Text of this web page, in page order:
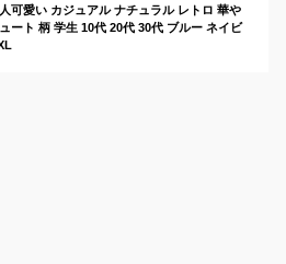
可愛い カジュアル ナチュラル レトロ 華や
ート 柄 学生 10代 20代 30代 ブルー ネイビ